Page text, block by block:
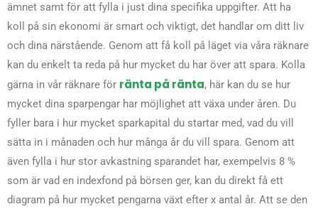
ämnet samt för att fylla i just dina specifika uppgifter. Att ha
koll på sin ekonomi är smart och viktigt, det handlar om ditt liv
och dina närstående. Genom att få koll på läget via våra räknare
kan du enkelt ta reda på hur mycket du har över att spara. Kolla
gärna in vår räknare för ränta på ränta, här kan du se hur
mycket dina sparpengar har möjlighet att växa under åren. Du
fyller bara i hur mycket sparkapital du startar med, vad du vill
sätta in i månaden och hur många år du vill spara. Genom att
även fylla i hur stor avkastning sparandet har, exempelvis 8 %
som är vad en indexfond på börsen ger, kan du direkt få ett
diagram på hur mycket pengarna växt efter x antal år. Att se den